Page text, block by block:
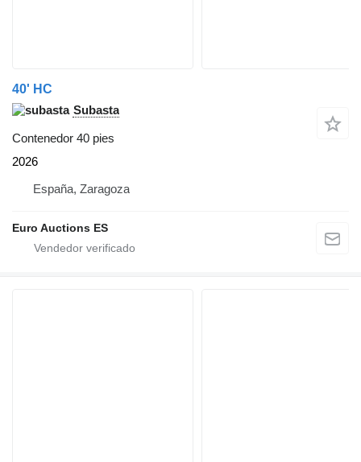
40' HC
Subasta
Contenedor 40 pies
2026
España, Zaragoza
Euro Auctions ES